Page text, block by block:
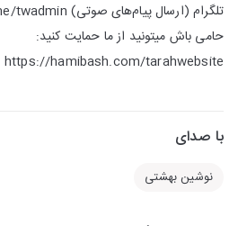
حامی باش میتونید از ما حمایت کنید:
https://hamibash.com/tarahwebsite
با صدای
نوشین بهشتی